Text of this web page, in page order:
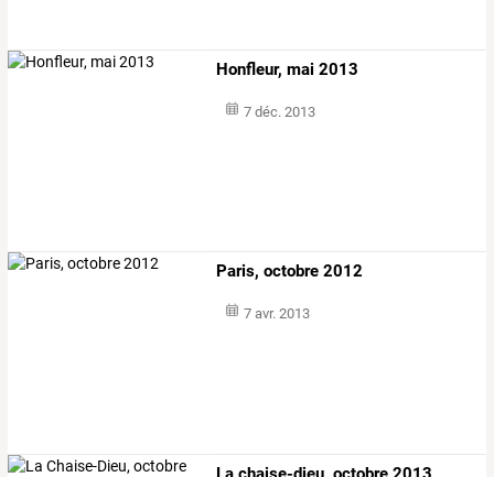
Honfleur, mai 2013
7 déc. 2013
Paris, octobre 2012
7 avr. 2013